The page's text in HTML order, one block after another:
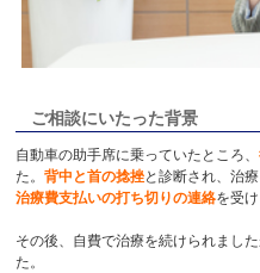
ご相談にいたった背景
自動車の助手席に乗っていたところ、
た。背中と首の捻挫と診断され、治
治療費支払いの打ち切りの連絡を受け
その後、自費で治療を続けられまし
た。